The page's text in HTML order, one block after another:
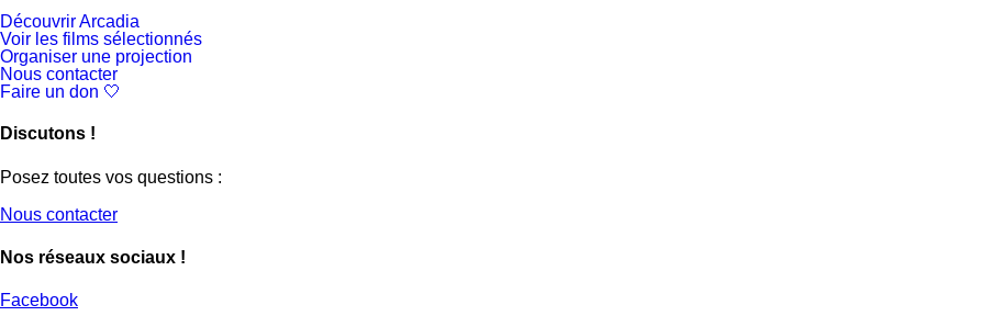
Découvrir Arcadia
Voir les films sélectionnés
Organiser une projection
Nous contacter
Faire un don 🤍
Discutons !
Posez toutes vos questions :
Nous contacter
Nos réseaux sociaux !
Facebook